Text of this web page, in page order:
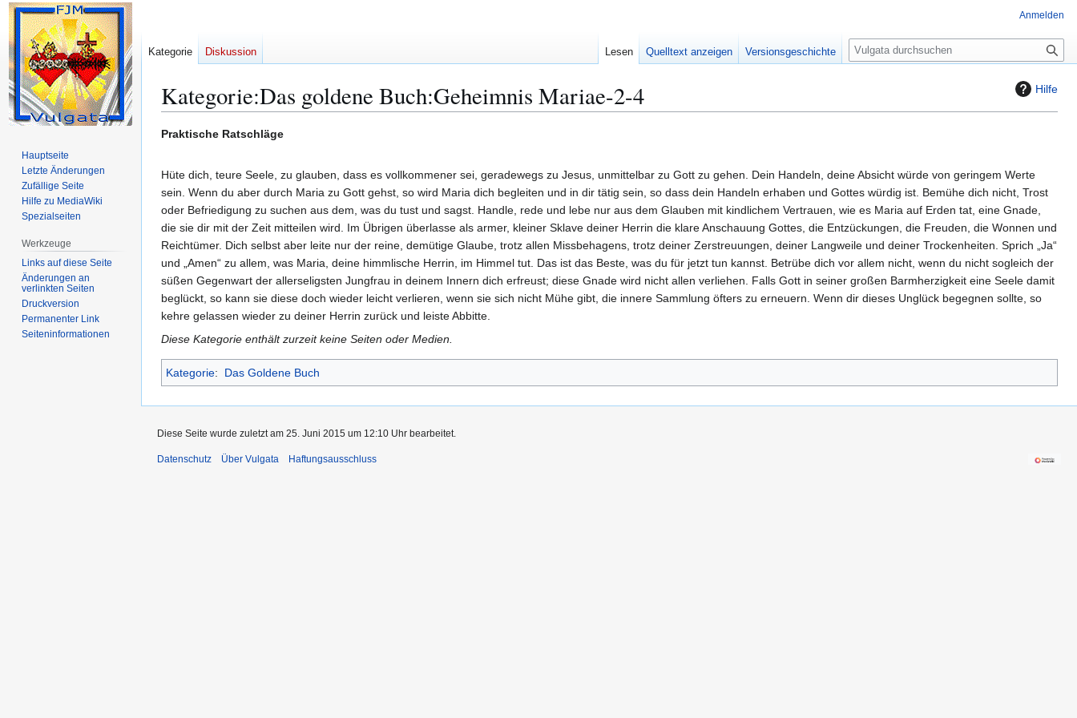
Hilfe
Kategorie:Das goldene Buch:Geheimnis Mariae-2-4
Zur
springen
Zur
springen
Praktische Ratschläge
Hüte dich, teure Seele, zu glauben, dass es vollkommener sei, geradewegs zu Jesus, unmittelbar zu Gott zu gehen. Dein Handeln, deine Absicht würde von geringem Werte
sein. Wenn du aber durch Maria zu Gott gehst, so wird Maria dich begleiten und in dir tätig sein, so dass dein Handeln erhaben und Gottes würdig ist. Bemühe dich nicht, Trost
oder Befriedigung zu suchen aus dem, was du tust und sagst. Handle, rede und lebe nur aus dem Glauben mit kindlichem Vertrauen, wie es Maria auf Erden tat, eine Gnade,
die sie dir mit der Zeit mitteilen wird. Im Übrigen überlasse als armer, kleiner Sklave deiner Herrin die klare Anschauung Gottes, die Entzückungen, die Freuden, die Wonnen und
Reichtümer. Dich selbst aber leite nur der reine, demütige Glaube, trotz allen Missbehagens, trotz deiner Zerstreuungen, deiner Langweile und deiner Trockenheiten. Sprich „Ja“
und „Amen“ zu allem, was Maria, deine himmlische Herrin, im Himmel tut. Das ist das Beste, was du für jetzt tun kannst. Betrübe dich vor allem nicht, wenn du nicht sogleich der
süßen Gegenwart der allerseligsten Jungfrau in deinem Innern dich erfreust; diese Gnade wird nicht allen verliehen. Falls Gott in seiner großen Barmherzigkeit eine Seele damit
beglückt, so kann sie diese doch wieder leicht verlieren, wenn sie sich nicht Mühe gibt, die innere Sammlung öfters zu erneuern. Wenn dir dieses Unglück begegnen sollte, so
kehre gelassen wieder zu deiner Herrin zurück und leiste Abbitte.
Diese Kategorie enthält zurzeit keine Seiten oder Medien.
Kategorie: Das Goldene Buch
Anmelden
Kategorie Diskussion Lesen Quelltext anzeigen Versionsgeschichte
S
u
e
Hauptseite
Letzte Änderungen
Zufällige Seite
Hilfe zu MediaWiki
Spezialseiten
Werkzeuge
Links auf diese Seite
Änderungen an
verlinkten Seiten
Druckversion
Permanenter Link
Seiten­­informationen
Diese Seite wurde zuletzt am 25. Juni 2015 um 12:10 Uhr bearbeitet.
Datenschutz Über Vulgata Haftungsausschluss